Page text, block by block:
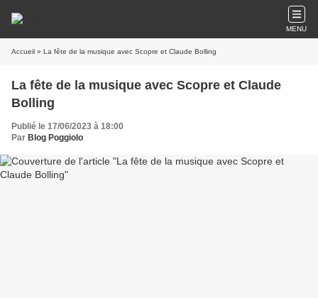
MENU
Accueil » La fête de la musique avec Scopre et Claude Bolling
La fête de la musique avec Scopre et Claude
Bolling
Publié le 17/06/2023 à 18:00
Par Blog Poggiolo